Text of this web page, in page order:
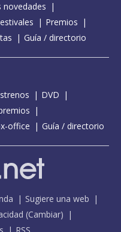
novedades
Premios
Guía / directorio
DVD
office Guía / directorio
Sugiere una web
(Cambiar)